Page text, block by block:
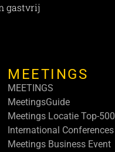
gastvrij
MEETINGS
MEETINGS
MeetingsGuide
Meetings Locatie Top-500
International Conferences
Meetings Business Event